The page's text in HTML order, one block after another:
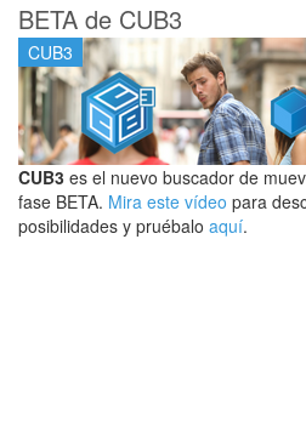
BETA de CUB3
CUB3
CUB3 es el nuevo buscador de
fase BETA. Mira este vídeo para
posibilidades y pruébalo aquí.